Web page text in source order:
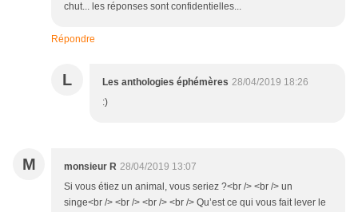
chut... les réponses sont confidentielles...
Répondre
L Les anthologies éphémères 28/04/2019 18:26
:)
M monsieur R 28/04/2019 13:07
Si vous étiez un animal, vous seriez ?<br /> <br /> un
singe<br /> <br /> <br /> <br /> Qu’est ce qui vous fait lever le